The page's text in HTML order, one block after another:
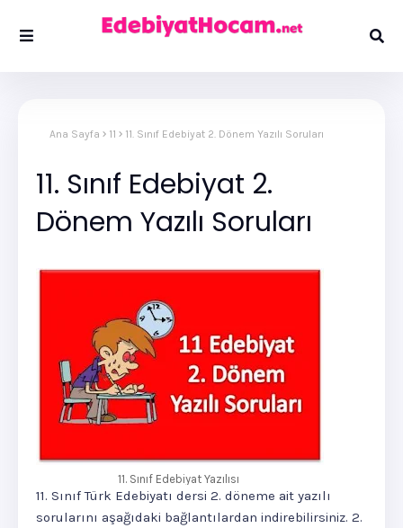
Ana Sayfa 11 11. Sınıf Edebiyat 2. Dönem Yazılı Soruları
11. Sınıf Edebiyat 2.
Dönem Yazılı Soruları
11. Sınıf Edebiyat Yazılısı
11. Sınıf Türk Edebiyatı dersi 2. döneme ait yazılı
sorularını aşağıdaki bağlantılardan indirebilirsiniz. 2.